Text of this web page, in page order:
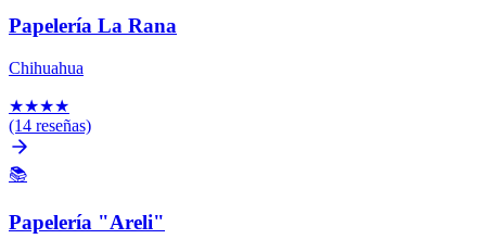
Papelería La Rana
Chihuahua
★★★★
(14 reseñas)
📚
Papelería "Areli"